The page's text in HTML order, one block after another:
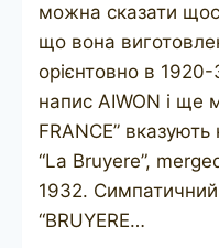
можна сказати
що вона
орієнтовно в
напис AIWON і ще
FRANCE”
“La Bruyere”,
1932.
“BRUYERE…